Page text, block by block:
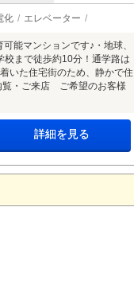
化 エレベーター
能マンションです♪・地球、
まで徒歩約10分！通学路は
いた住宅街のため、静かで住
覧・ご来店 ご希望のお客様
詳細を見る